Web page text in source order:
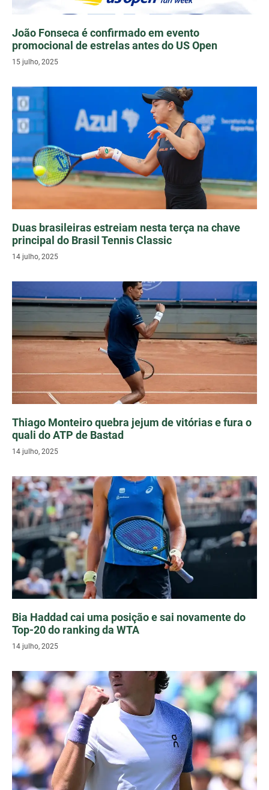
João Fonseca é confirmado em evento
promocional de estrelas antes do US Open
15 julho, 2025
Duas brasileiras estreiam nesta terça na chave
principal do Brasil Tennis Classic
14 julho, 2025
Thiago Monteiro quebra jejum de vitórias e fura o
quali do ATP de Bastad
14 julho, 2025
Bia Haddad cai uma posição e sai novamente do
Top-20 do ranking da WTA
14 julho, 2025